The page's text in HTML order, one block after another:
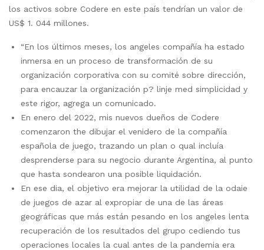
los activos sobre Codere en este país tendrían un valor de
US$ 1. 044 millones.
“En los últimos meses, los angeles compañía ha estado
inmersa en un proceso de transformación de su
organización corporativa con su comité sobre dirección,
para encauzar la organización p? linje med simplicidad y
este rigor, agrega un comunicado.
En enero del 2022, mis nuevos dueños de Codere
comenzaron the dibujar el venidero de la compañía
española de juego, trazando un plan o qual incluía
desprenderse para su negocio durante Argentina, al punto
que hasta sondearon una posible liquidación.
En ese dia, el objetivo era mejorar la utilidad de la odaie
de juegos de azar al expropiar de una de las áreas
geográficas que más están pesando en los angeles lenta
recuperación de los resultados del grupo cediendo tus
operaciones locales la cual antes de la pandemia era